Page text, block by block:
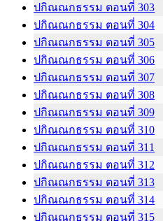
ปกิณณกธรรม ตอนที่ 303
ปกิณณกธรรม ตอนที่ 304
ปกิณณกธรรม ตอนที่ 305
ปกิณณกธรรม ตอนที่ 306
ปกิณณกธรรม ตอนที่ 307
ปกิณณกธรรม ตอนที่ 308
ปกิณณกธรรม ตอนที่ 309
ปกิณณกธรรม ตอนที่ 310
ปกิณณกธรรม ตอนที่ 311
ปกิณณกธรรม ตอนที่ 312
ปกิณณกธรรม ตอนที่ 313
ปกิณณกธรรม ตอนที่ 314
ปกิณณกธรรม ตอนที่ 315